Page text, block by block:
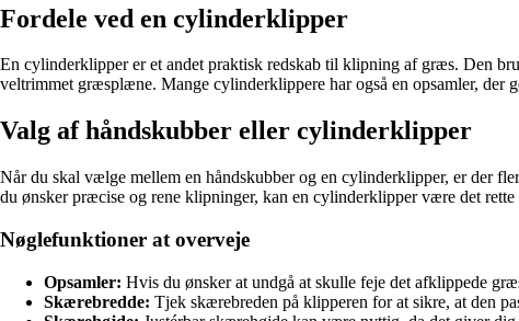
Fordele ved en cylinderklipper
En cylinderklipper er et andet praktisk redskab til klipning af græs. Den
veltrimmet græsplæne. Mange cylinderklippere har også en opsamler, der
Valg af håndskubber eller cylinderklipper
Når du skal vælge mellem en håndskubber og en cylinderklipper, er der
du ønsker præcise og rene klipninger, kan en cylinderklipper være det
Nøglefunktioner at overveje
Opsamler: Hvis du ønsker at undgå at skulle feje det afklippede
Skærebredde: Tjek skærebreden på klipperen for at sikre, at den